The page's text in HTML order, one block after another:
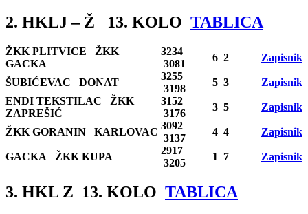
2. HKLJ – Ž 13. KOLO TABLICA
ŽKK PLITVICE ŽKK
GACKA
3234
3081
6 2 Zapisnik
ŠUBIĆEVAC DONAT
3255
3198
5 3
Zapisnik
ENDI TEKSTILAC ŽKK
ZAPREŠIĆ
3152
3176
3 5 Zapisnik
ŽKK GORANIN KARLOVAC
3092
3137
4 4 Zapisnik
GACKA ŽKK KUPA
2917
3205
1 7 Zapisnik
3. HKL Z 13. KOLO TABLICA